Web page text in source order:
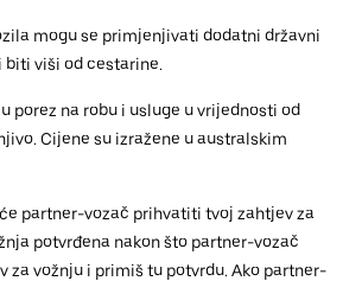
mogu se primjenjivati dodatni državni
biti viši od cestarine.
porez na robu i usluge u vrijednosti od
Cijene su izražene u australskim
partner-vozač prihvatiti tvoj zahtjev za
potvrđena nakon što partner-vozač
za vožnju i primiš tu potvrdu. Ako partner-